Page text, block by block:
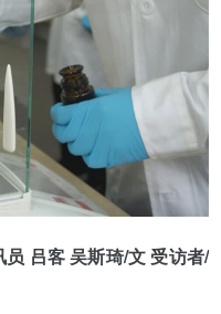
吕客 吴斯琦/文 受访者/